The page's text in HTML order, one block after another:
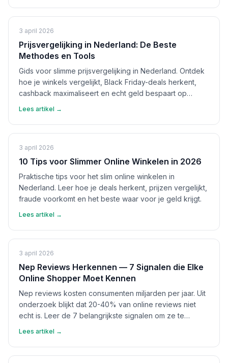
3 april 2026
Prijsvergelijking in Nederland: De Beste
Methodes en Tools
Gids voor slimme prijsvergelijking in Nederland. Ontdek
hoe je winkels vergelijkt, Black Friday-deals herkent,
cashback maximaliseert en echt geld bespaart op
Lees artikel →
3 april 2026
10 Tips voor Slimmer Online Winkelen in 2026
Praktische tips voor het slim online winkelen in
Nederland. Leer hoe je deals herkent, prijzen vergelijkt,
fraude voorkomt en het beste waar voor je geld krijgt.
Lees artikel →
3 april 2026
Nep Reviews Herkennen — 7 Signalen die Elke
Online Shopper Moet Kennen
Nep reviews kosten consumenten miljarden per jaar. Uit
onderzoek blijkt dat 20-40% van online reviews niet
echt is. Leer de 7 belangrijkste signalen om ze te
Lees artikel →